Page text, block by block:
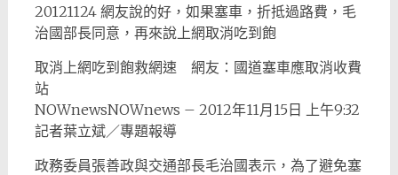
20121124 網友說的好，如果塞車，折抵過路費，毛
治國部長同意，再來說上網取消吃到飽
取消上網吃到飽救網速 網友：國道塞車應取消收費
站
NOWnewsNOWnews – 2012年11月15日 上午9:32
記者葉立斌／專題報導
政務委員張善政與交通部長毛治國表示，為了避免塞